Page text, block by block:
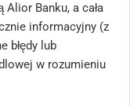
Banku, a cała
informacyjny (z
błędy lub
w rozumieniu